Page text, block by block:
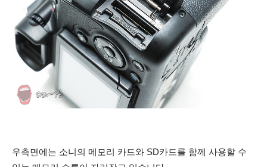
우측면에는 소니의 메모리 카드와 SD카드를 함께 사용할 수